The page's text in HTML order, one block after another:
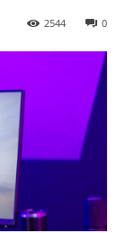
0
2544